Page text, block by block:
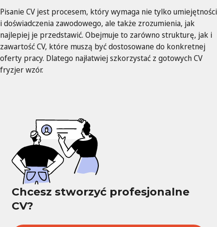
Pisanie CV jest procesem, który wymaga nie tylko umiejętności
i doświadczenia zawodowego, ale także zrozumienia, jak
najlepiej je przedstawić. Obejmuje to zarówno strukturę, jak i
zawartość CV, które muszą być dostosowane do konkretnej
oferty pracy. Dlatego najłatwiej szkorzystać z gotowych CV
fryzjer wzór.
Chcesz stworzyć profesjonalne
CV?